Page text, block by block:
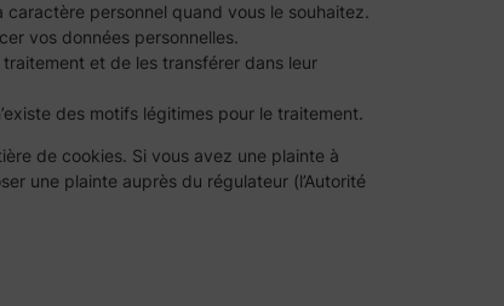
personnel quand vous le souhaitez.
vos données personnelles.
et de les transférer dans leur
des motifs légitimes pour le traitement.
de cookies. Si vous avez une plainte à
une plainte auprès du régulateur (l’Autorité